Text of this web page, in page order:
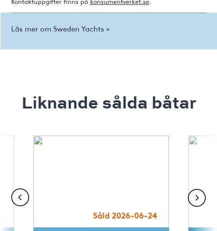
Läs mer om Sweden Yachts >
Liknande sålda båtar
Såld 2026-06-24